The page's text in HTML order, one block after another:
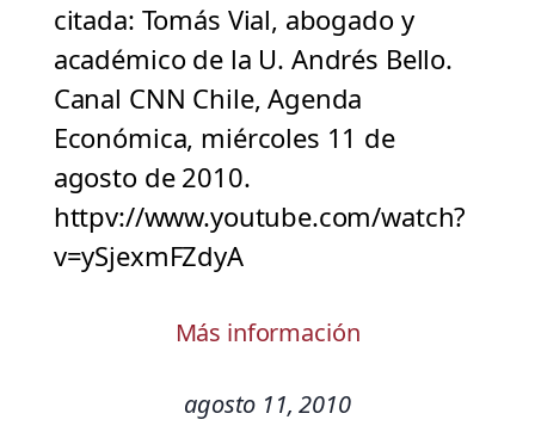
citada: Tomás Vial, abogado y
académico de la U. Andrés Bello.
Canal CNN Chile, Agenda
Económica, miércoles 11 de
agosto de 2010.
httpv://www.youtube.com/watch?
v=ySjexmFZdyA
Más información
agosto 11, 2010